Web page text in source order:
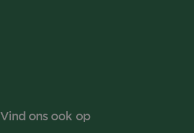
Vind ons ook op